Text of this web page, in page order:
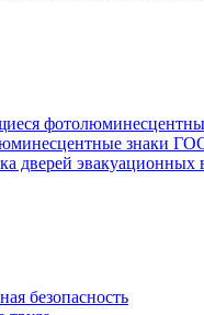
знаки
дверей эвакуационных
безопасность